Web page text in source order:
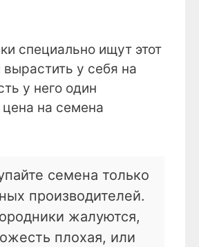
специально ищут этот
у себя на
у него один
на семена
семена только
производителей.
жалуются,
плохая, или